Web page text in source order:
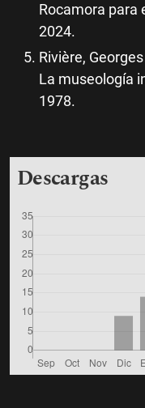
Rocamora para
2024.
Rivière,
La museología
1978.
Descargas